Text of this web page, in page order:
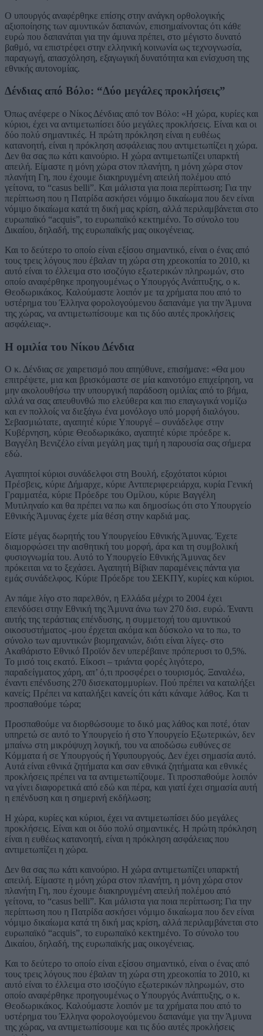
Ο υπουργός αναφέρθηκε επίσης στην ανάγκη ορθολογικής
αξιοποίησης των αμυντικών δαπανών, επισημαίνοντας ότι κάθε
ευρώ που δαπανάται για την άμυνα πρέπει, στο μέγιστο δυνατό
βαθμό, να επιστρέφει στην ελληνική κοινωνία ως τεχνογνωσία,
παραγωγή, απασχόληση, εξαγωγική δυνατότητα και ενίσχυση της
εθνικής αυτονομίας.
Δένδιας από Βόλο: “Δύο μεγάλες προκλήσεις”
Όπως ανέφερε ο Νίκος Δένδιας από τον Βόλο: «Η χώρα, κυρίες και
κύριοι, έχει να αντιμετωπίσει δύο μεγάλες προκλήσεις. Είναι και οι
δύο πολύ σημαντικές. Η πρώτη πρόκληση είναι η ευθέως
κατανοητή, είναι η πρόκληση ασφάλειας που αντιμετωπίζει η χώρα.
Δεν θα σας πω κάτι καινούριο. Η χώρα αντιμετωπίζει υπαρκτή
απειλή. Είμαστε η μόνη χώρα στον πλανήτη, η μόνη χώρα στον
πλανήτη Γη, που έχουμε διακηρυγμένη απειλή πολέμου από
γείτονα, το “casus belli”. Και μάλιστα για ποια περίπτωση; Για την
περίπτωση που η Πατρίδα ασκήσει νόμιμο δικαίωμα που δεν είναι
νόμιμο δικαίωμα κατά τη δική μας κρίση, αλλά περιλαμβάνεται στο
ευρωπαϊκό “acquis”, το ευρωπαϊκό κεκτημένο. Το σύνολο του
Δικαίου, δηλαδή, της ευρωπαϊκής μας οικογένειας.
Και το δεύτερο το οποίο είναι εξίσου σημαντικό, είναι ο ένας από
τους τρεις λόγους που έβαλαν τη χώρα στη χρεοκοπία το 2010, κι
αυτό είναι το έλλειμα στο ισοζύγιο εξωτερικών πληρωμών, στο
οποίο αναφέρθηκε προηγουμένως ο Υπουργός Ανάπτυξης, ο κ.
Θεοδωρικάκος. Καλούμαστε λοιπόν με τα χρήματα που από το
υστέρημα του Έλληνα φορολογούμενου δαπανάμε για την Άμυνα
της χώρας, να αντιμετωπίσουμε και τις δύο αυτές προκλήσεις
ασφάλειας».
Η ομιλία του Νίκου Δένδια
Ο κ. Δένδιας σε χαιρετισμό που απηύθυνε, επισήμανε: «Θα μου
επιτρέψετε, μια και βρισκόμαστε σε μία καινοτόμο επιχείρηση, να
μην ακολουθήσω την υπουργική παράδοση ομιλίας από το βήμα,
αλλά να σας απευθυνθώ πιο ελεύθερα και πιο επαγωγικά νομίζω
και εν πολλοίς να διεξάγω ένα μονόλογο υπό μορφή διαλόγου.
Σεβασμιώτατε, αγαπητέ κύριε Υπουργέ – συνάδελφε στην
Κυβέρνηση, κύριε Θεοδωρικάκο, αγαπητέ κύριε πρόεδρε κ.
Βαγγέλη Βενιζέλο είναι μεγάλη μας τιμή η παρουσία σας σήμερα
εδώ.
Αγαπητοί κύριοι συνάδελφοι στη Βουλή, εξοχότατοι κύριοι
Πρέσβεις, κύριε Δήμαρχε, κύριε Αντιπεριφερειάρχα, κυρία Γενική
Γραμματέα, κύριε Πρόεδρε του Ομίλου, κύριε Βαγγέλη
Μυτιληναίο και θα πρέπει να πω και δημοσίως ότι στο Υπουργείο
Εθνικής Άμυνας έχετε μία θέση στην καρδιά μας.
Είστε μέγας δωρητής του Υπουργείου Εθνικής Άμυνας. Έχετε
διαμορφώσει την αισθητική του μορφή, άρα και τη συμβολική
φυσιογνωμία του. Αυτό το Υπουργείο Εθνικής Άμυνας δεν
πρόκειται να το ξεχάσει. Αγαπητή Βίβιαν παραμένεις πάντα για
εμάς συνάδελφος. Κύριε Πρόεδρε του ΣΕΚΠΥ, κυρίες και κύριοι.
Αν πάμε λίγο στο παρελθόν, η Ελλάδα μέχρι το 2004 έχει
επενδύσει στην Εθνική της Άμυνα άνω των 270 δισ. ευρώ. Έναντι
αυτής της τεράστιας επένδυσης, η συμμετοχή του αμυντικού
οικοσυστήματος -μου έρχεται ακόμα και δύσκολο να το πω, το
σύνολο των αμυντικών βιομηχανιών, διότι είναι λίγες- στο
Ακαθάριστο Εθνικό Προϊόν δεν υπερέβαινε πρόπερυσι το 0,5%.
Το μισό τοις εκατό. Είκοσι – τριάντα φορές λιγότερο,
παραδείγματος χάρη, απ’ ό,τι προσφέρει ο τουρισμός. Ξαναλέω,
έναντι επένδυσης 270 δισεκατομμυρίων. Πού πρέπει να καταλήξει
κανείς; Πρέπει να καταλήξει κανείς ότι κάτι κάναμε λάθος. Και τι
προσπαθούμε τώρα;
Προσπαθούμε να διορθώσουμε το δικό μας λάθος και ποτέ, όταν
υπηρετώ σε αυτό το Υπουργείο ή στο Υπουργείο Εξωτερικών, δεν
μπαίνω στη μικρόψυχη λογική, του να αποδώσω ευθύνες σε
Κόμματα ή σε Υπουργούς ή Υφυπουργούς. Δεν έχει σημασία αυτό.
Αυτά είναι εθνικά ζητήματα και σαν εθνικά ζητήματα και εθνικές
προκλήσεις πρέπει να τα αντιμετωπίζουμε. Τι προσπαθούμε λοιπόν
να γίνει διαφορετικά από εδώ και πέρα, και γιατί έχει σημασία αυτή
η επένδυση και η σημερινή εκδήλωση;
Η χώρα, κυρίες και κύριοι, έχει να αντιμετωπίσει δύο μεγάλες
προκλήσεις. Είναι και οι δύο πολύ σημαντικές. Η πρώτη πρόκληση
είναι η ευθέως κατανοητή, είναι η πρόκληση ασφάλειας που
αντιμετωπίζει η χώρα.
Δεν θα σας πω κάτι καινούριο. Η χώρα αντιμετωπίζει υπαρκτή
απειλή. Είμαστε η μόνη χώρα στον πλανήτη, η μόνη χώρα στον
πλανήτη Γη, που έχουμε διακηρυγμένη απειλή πολέμου από
γείτονα, το “casus belli”. Και μάλιστα για ποια περίπτωση; Για την
περίπτωση που η Πατρίδα ασκήσει νόμιμο δικαίωμα που δεν είναι
νόμιμο δικαίωμα κατά τη δική μας κρίση, αλλά περιλαμβάνεται στο
ευρωπαϊκό “acquis”, το ευρωπαϊκό κεκτημένο. Το σύνολο του
Δικαίου, δηλαδή, της ευρωπαϊκής μας οικογένειας.
Και το δεύτερο το οποίο είναι εξίσου σημαντικό, είναι ο ένας από
τους τρεις λόγους που έβαλαν τη χώρα στη χρεοκοπία το 2010, κι
αυτό είναι το έλλειμα στο ισοζύγιο εξωτερικών πληρωμών, στο
οποίο αναφέρθηκε προηγουμένως ο Υπουργός Ανάπτυξης, ο κ.
Θεοδωρικάκος. Καλούμαστε λοιπόν με τα χρήματα που από το
υστέρημα του Έλληνα φορολογούμενου δαπανάμε για την Άμυνα
της χώρας, να αντιμετωπίσουμε και τις δύο αυτές προκλήσεις